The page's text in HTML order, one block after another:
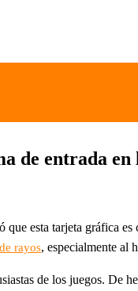
de entrada en
esta tarjeta gráfica es
rayos, especialmente al
de los juegos. De